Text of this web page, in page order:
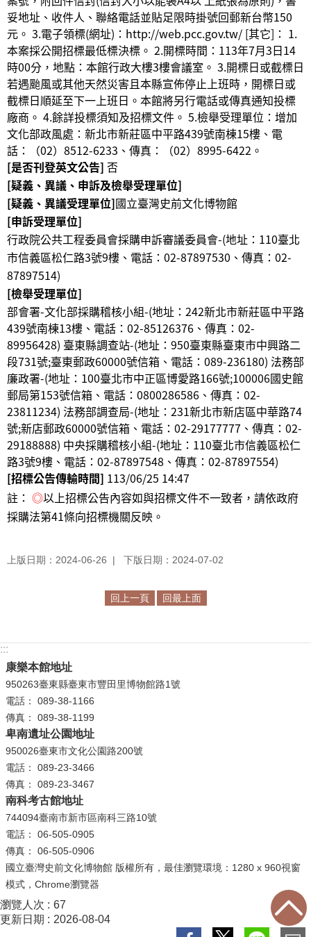
妥地址、收件⼈、聯絡電話並貼⾜限時掛號回郵新台幣150
元。 3.電⼦領標(網址)：http://web.pcc.gov.tw/ [其它]： 1.
本案採公開招標最低標決標。 2.開標時間：113年7⽉3⽇14
時00分，地點：本館⾏政⼤樓3樓會議室。 3.開標⽇或截標⽇
若遇颱風或其他天然災害且本縣宣佈停⽌上班時，開標⽇或
截標⽇順延⾄下⼀上班⽇。本館將另⾏電話或傳真通知投標
廠商。 4.餘詳投標須知及招標文件。 5.檢舉受理單位：增加
文化部政風處：新北市新莊區中平路439號南棟15樓、電
話：（02）8512-6233、傳真：（02）8995-6422。
[是否刊登英文公告] 否
[疑義、異議、申訴及檢舉受理單位]
[疑義、異議受理單位]國立臺灣史前文化博物館
[申訴受理單位]
行政院公共工程委員會採購申訴審議委員會-(地址：110臺北
市信義區松仁路3號9樓、電話：02-87897530、傳真：02-
87897514)
[檢舉受理單位]
部會署-文化部採購稽核小組-(地址：242新北市新莊區中平路
439號南棟13樓、電話：02-85126376、傳真：02-
89956428) 臺東縣調查站-(地址：950臺東縣臺東市中興路二
段731號;臺東郵政60000號信箱、電話：089-236180) 法務部
廉政署-(地址：100臺北市中正區博愛路166號;100006國史館
郵局第153號信箱、電話：0800286586、傳真：02-
23811234) 法務部調查局-(地址：231新北市新店區中華路74
號;新店郵政60000號信箱、電話：02-29177777、傳真：02-
29188888) 中央採購稽核小組-(地址：110臺北市信義區松仁
路3號9樓、電話：02-87897548、傳真：02-87897554)
[招標公告傳輸時間] 113/06/25 14:47
註： ◎以上招標公告內容如與招標文件不一致者，請依政府
採購法第41條向招標機關反映。
上版日期：2024-06-26 下版日期：2024-07-02
回上一頁 回最上面
:::
康樂本館地址
950263臺東縣臺東市豐田里博物館路1號
電話： 089-38-1166
傳真： 089-38-1199
卑南遺址公園地址
950026臺東市文化公園路200號
電話： 089-23-3466
傳真： 089-23-3467
南科考古館地址
744094臺南市新市區南科三路10號
電話： 06-505-0905
傳真： 06-505-0906
國立臺灣史前文化博物館 版權所有，最佳瀏覽環境：1280 x 960視窗
模式，Chrome瀏覽器
瀏覽人次
67
更新日期
2026-08-04